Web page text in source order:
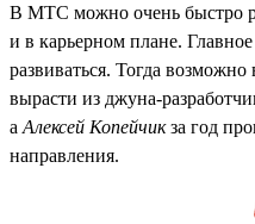
В МТС можно очень быстро
и в карьерном плане.
развиваться. Тогда
вырасти из джуна-
а Алексей Копейчикза год
направления.